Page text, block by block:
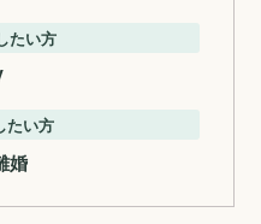
たい方
たい方
婚